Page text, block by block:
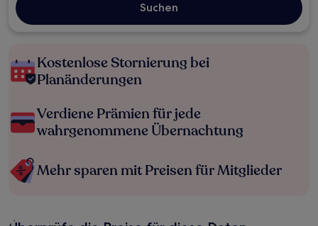
Suchen
Kostenlose Stornierung bei
Planänderungen
Verdiene Prämien für jede
wahrgenommene Übernachtung
Mehr sparen mit Preisen für Mitglieder